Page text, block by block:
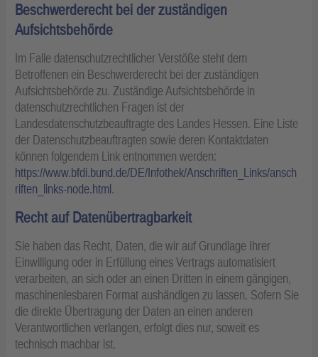
Beschwerderecht bei der zuständigen
Aufsichtsbehörde
Im Falle datenschutzrechtlicher Verstöße steht dem
Betroffenen ein Beschwerderecht bei der zuständigen
Aufsichtsbehörde zu. Zuständige Aufsichtsbehörde in
datenschutzrechtlichen Fragen ist der
Landesdatenschutzbeauftragte des Landes Hessen. Eine Liste
der Datenschutzbeauftragten sowie deren Kontaktdaten
können folgendem Link entnommen werden:
https://www.bfdi.bund.de/DE/Infothek/Anschriften_Links/ansch
riften_links-node.html.
Recht auf Datenübertragbarkeit
Sie haben das Recht, Daten, die wir auf Grundlage Ihrer
Einwilligung oder in Erfüllung eines Vertrags automatisiert
verarbeiten, an sich oder an einen Dritten in einem gängigen,
maschinenlesbaren Format aushändigen zu lassen. Sofern Sie
die direkte Übertragung der Daten an einen anderen
Verantwortlichen verlangen, erfolgt dies nur, soweit es
technisch machbar ist.